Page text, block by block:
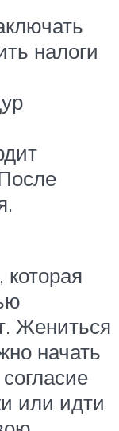
налоги
Жениться
начать
или идти